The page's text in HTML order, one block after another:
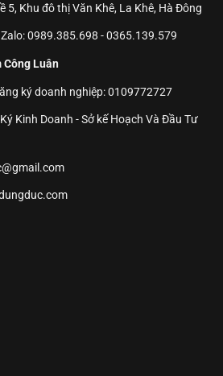
5, Khu đô thị Văn Khê, La Khê, Hà Đông
0989.385.698 - 0365.139.579
Công Luân
ký doanh nghiệp: 0109772727
Kinh Doanh - Sở kế Hoạch Và Đầu Tư